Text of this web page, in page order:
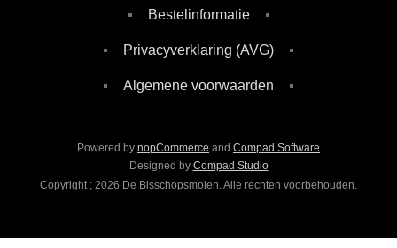
Bestelinformatie
Privacyverklaring (AVG)
Algemene voorwaarden
Powered by nopCommerce and Compad Software
Designed by Compad Studio
Copyright ; 2026 De Bisschopsmolen. Alle rechten voorbehouden.